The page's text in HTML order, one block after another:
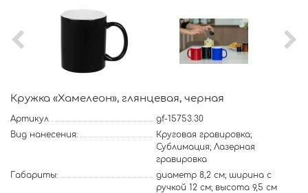
Кружка «Хамелеон», глянцевая, черная
Артикул
gf-15753.30
Вид нанесения:
Круговая гравировка;
Сублимация; Лазерная
гравировка
Габариты:
диаметр 8,2 см; ширина с
ручкой 12 см; высота 9,5 см